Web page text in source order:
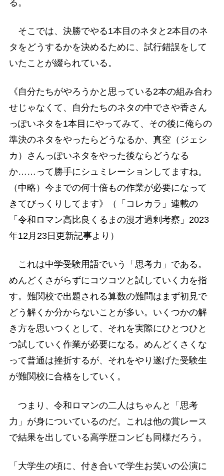
る。
そこでは、決勝でやる1本目のネタと2本目のネ
タをどうするかを決めるために、試行錯誤をして
いたことが綴られている。
《自分たちがやろうかと思っている2本の組み合わ
せじゃなくて、自分たちのネタの中でさや香さん
っぽいネタを1本目にやってみて、その後に俺らの
準決のネタをやったらどうなるか、真空（ジェシ
カ）さんっぽいネタをやった後ならどうなる
か……って勝手にシュミレーションしてますね。
（中略）今までの何十倍もの作業が必要になって
きてびっくりしてます》（「コレカラ」連載の
「令和ロマン高比良くるまの漫才過剰考察」2023
年12月23日更新記事より）
これは中学受験用語でいう「思考力」である。
めんどくさがらずにコツコツと試していく力を指
す。難関校で出題される算数の難問はまず初見で
どう解くか分からないことが多い。いくつかの解
き方を思いつくとして、それを実際にひとつひと
つ試していく作業が必要になる。めんどくさくな
って普通は挫折するが、それをやり遂げた受験生
が難関校に合格をしていく。
つまり、令和ロマンの二人はちゃんと「思考
力」が身についているのだ。これは他の賞レース
で結果を出している高学歴コンビも同様だろう。
「大学生の頃に、付き合いで学生お笑いの公演に